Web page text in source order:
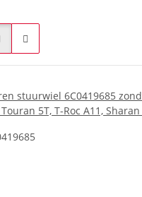
stuurwiel 6C0419685
5T, T-Roc A11,